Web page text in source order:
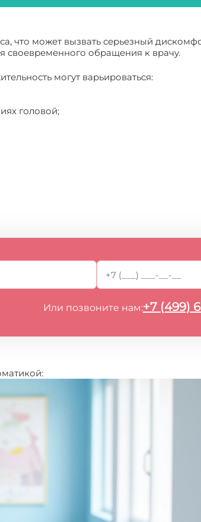
что может вызвать серьезный
своевременного обращения к врачу.
могут варьироваться:
головой;
Или позвоните нам:+7 (499)